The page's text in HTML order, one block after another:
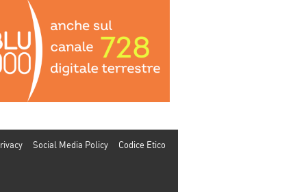
Social Media Policy Codice Etico